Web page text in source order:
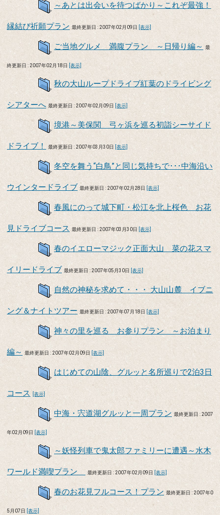
～あとは出会いを待つばかり～これぞ最強！
縁結び祈願プラン 最終更新日 : 2007年02月09日 [表示]
ご当地グルメ 満腹プラン ～日帰り編～ 最
終更新日 : 2007年02月18日 [表示]
秋の大山ループドライブ紅葉のドライビング
シアターへ 最終更新日 : 2007年02月09日 [表示]
境港～美保関 弓ヶ浜を巡る初詣シーサイド
ドライブ！ 最終更新日 : 2007年03月30日 [表示]
冬空を舞う“白鳥”と同じ気持ちで･･･中海沿い
ウインタードライブ 最終更新日 : 2007年02月28日 [表示]
春風にのって城下町・松江を北上桜色 お花
見ドライブコース 最終更新日 : 2007年03月30日 [表示]
春のイエローマジック正面大山 菜の花スマ
イリードライブ 最終更新日 : 2007年05月30日 [表示]
自然の神秘を求めて・・・ 大山山麓 イブニ
ング＆ナイトツアー 最終更新日 : 2007年07月18日 [表示]
神々の里を巡る お参りプラン ～お泊まり
編～ 最終更新日 : 2007年02月09日 [表示]
はじめての山陰、グルッと名所巡りで2泊3日
コース [表示]
中海・宍道湖グルッと一周プラン 最終更新日 : 2007
年02月09日 [表示]
～妖怪列車で鬼太郎ファミリーに遭遇～水木
ワールド満喫プラン 最終更新日 : 2007年02月09日 [表示]
春のお花見フルコース！プラン 最終更新日 : 2007年0
5月07日 [表示]